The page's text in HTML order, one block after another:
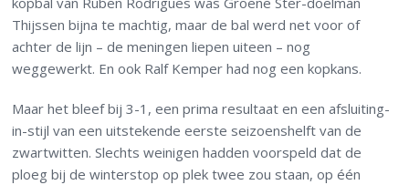
Thijssen bijna te machtig, maar de bal werd net voor of
achter de lijn – de meningen liepen uiteen – nog
weggewerkt. En ook Ralf Kemper had nog een kopkans.
Maar het bleef bij 3-1, een prima resultaat en een afsluiting-
in-stijl van een uitstekende eerste seizoenshelft van de
zwartwitten. Slechts weinigen hadden voorspeld dat de
ploeg bij de winterstop op plek twee zou staan, op één